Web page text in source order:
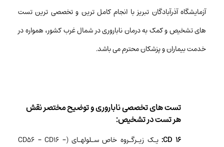
آزمایشگاه آذرآبادگان تبریز با انجام کامل ترین و تخصصی ترین تست
های تشخیص و کمک به درمان ناباروری در شمال غرب کشور، همواره در
خدمت بیماران و پزشکان محترم می باشد.
تست های تخصصی ناباروری و توضیح مختصر نقش
هر تست در تشخیص:
CD 16:
یـک زیـرگـروه خاص سـلولهـای (CD56 – CD16 –